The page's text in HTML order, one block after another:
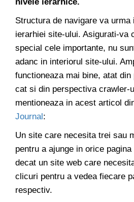
Structura de navigare va urma
ierarhiei site-ului. Asigurati-va
special cele importante, nu
adanc in interiorul site-ului.
functioneaza mai bine, atat
cat si din perspectiva crawler-
mentioneaza in acest articol
Journal:
Un site care necesita trei sau
pentru a ajunge in orice
decat un site web care
clicuri pentru a vedea fiecare
respectiv.